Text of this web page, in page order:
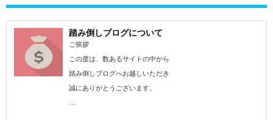
踏み倒しブログについて
ご挨拶
この度は、数あるサイトの中から
踏み倒しブログへお越しいただき
誠にありがとうございます。